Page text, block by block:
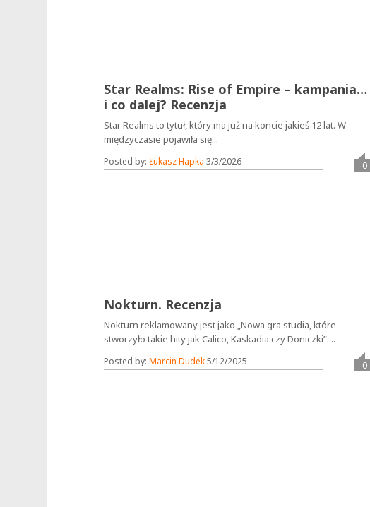
Star Realms: Rise of Empire – kampania…
i co dalej? Recenzja
Star Realms to tytuł, który ma już na koncie jakieś 12 lat. W
międzyczasie pojawiła się...
Posted by:Łukasz Hapka 3/3/2026 0
Nokturn. Recenzja
Nokturn reklamowany jest jako „Nowa gra studia, które
stworzyło takie hity jak Calico, Kaskadia czy Doniczki”....
Posted by:Marcin Dudek5/12/2025 0